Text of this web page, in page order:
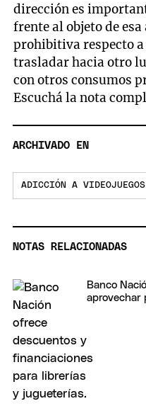
dirección es
frente al objeto de
prohibitiva respecto a
trasladar hacia otro
con otros consumos
Escuchá la nota
ARCHIVADO EN
ADICCIÓN A VIDEOJUEGOS
NOTAS RELACIONADAS
Banco
aprovechar